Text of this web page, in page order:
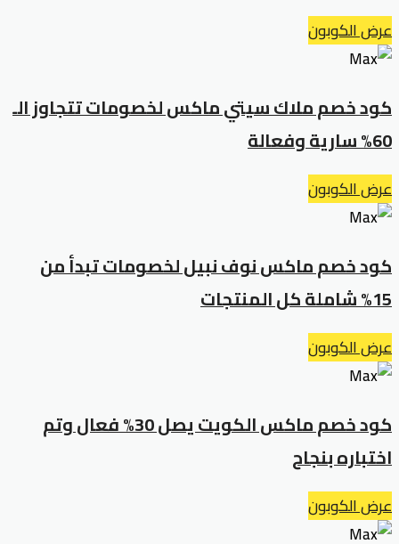
عرض الكوبون
كود خصم ملاك سيتي ماكس لخصومات تتجاوز الـ
60% سارية وفعالة
عرض الكوبون
كود خصم ماكس نوف نبيل لخصومات تبدأ من
15% شاملة كل المنتجات
عرض الكوبون
كود خصم ماكس الكويت يصل 30% فعال وتم
اختباره بنجاح
عرض الكوبون